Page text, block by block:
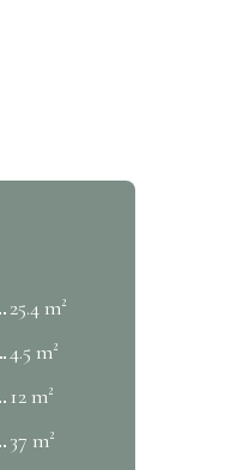
25.4 m²
4.5 m²
12 m²
37 m²